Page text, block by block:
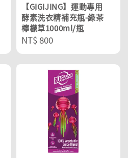
【GIGIJING】運動專用
酵素洗衣精補充瓶-綠茶
檸檬草1000ml/瓶
Regular
price
NT$ 800